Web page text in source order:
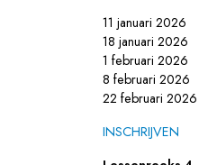
11 januari 2026
18 januari 2026
1 februari 2026
8 februari 2026
22 februari 2026
INSCHRIJVEN